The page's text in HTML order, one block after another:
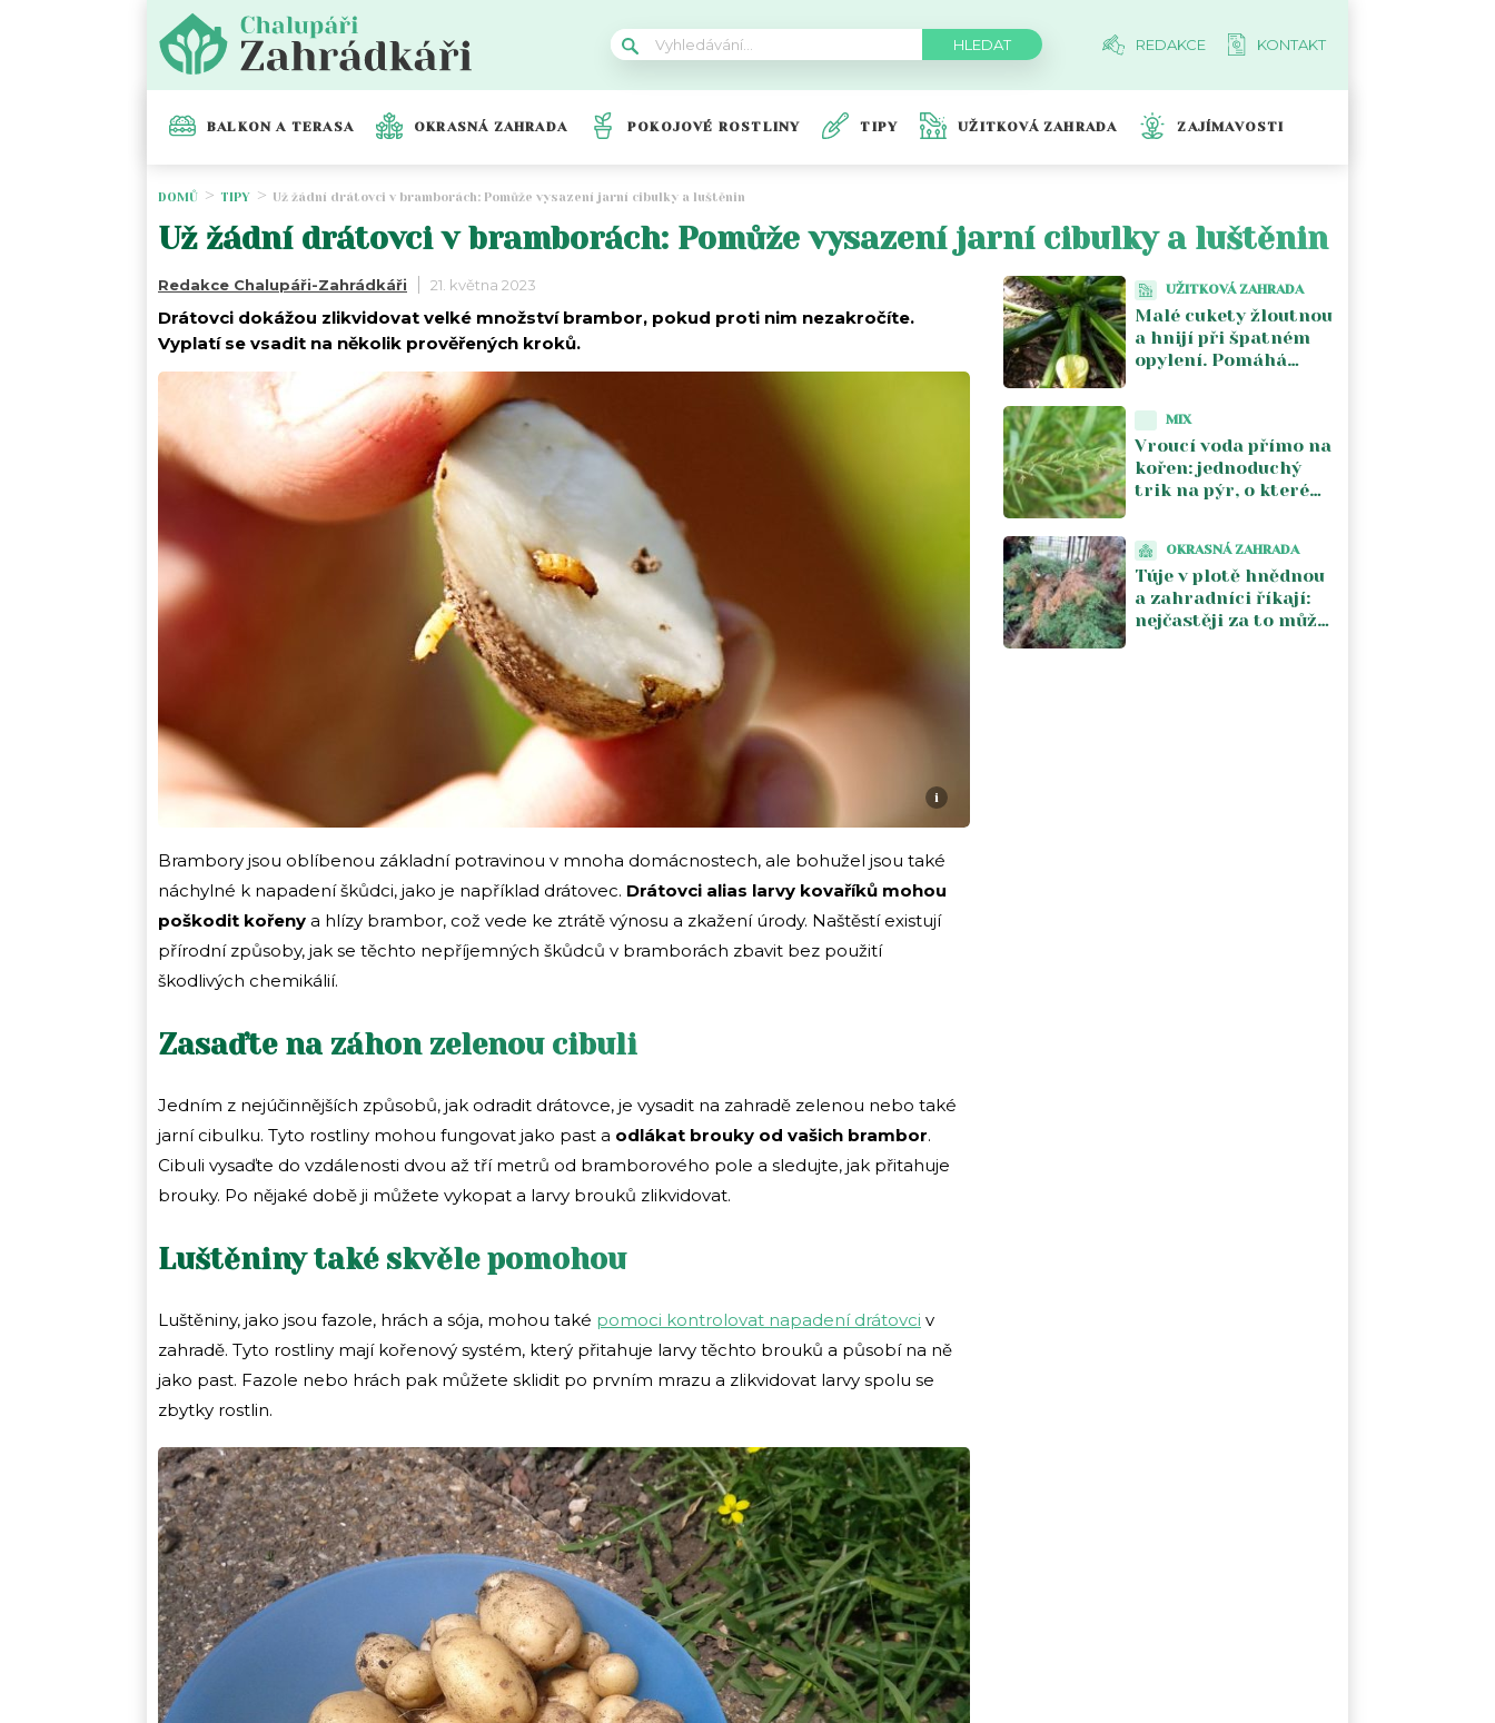
REDAKCE KONTAKT
BALKON A TERASA OKRASNÁ ZAHRADA POKOJOVÉ ROSTLINY TIPY UŽITKOVÁ ZAHRADA ZAJÍMAVOSTI
DOMŮ TIPY Už žádní drátovci v bramborách: Pomůže vysazení jarní cibulky a luštěnin
Už žádní drátovci v bramborách: Pomůže vysazení jarní cibulky a luštěnin
Redakce Chalupáři-Zahrádkáři 21. května 2023
Drátovci dokážou zlikvidovat velké množství brambor, pokud proti nim nezakročíte.
Vyplatí se vsadit na několik prověřených kroků.
i
Brambory jsou oblíbenou základní potravinou v mnoha domácnostech, ale bohužel jsou také
náchylné k napadení škůdci, jako je například drátovec. Drátovci alias larvy kovaříků mohou
poškodit kořeny a hlízy brambor, což vede ke ztrátě výnosu a zkažení úrody. Naštěstí existují
přírodní způsoby, jak se těchto nepříjemných škůdců v bramborách zbavit bez použití
škodlivých chemikálií.
Zasaďte na záhon zelenou cibuli
Jedním z nejúčinnějších způsobů, jak odradit drátovce, je vysadit na zahradě zelenou nebo také
jarní cibulku. Tyto rostliny mohou fungovat jako past a odlákat brouky od vašich brambor.
Cibuli vysaďte do vzdálenosti dvou až tří metrů od bramborového pole a sledujte, jak přitahuje
brouky. Po nějaké době ji můžete vykopat a larvy brouků zlikvidovat.
Luštěniny také skvěle pomohou
Luštěniny, jako jsou fazole, hrách a sója, mohou také pomoci kontrolovat napadení drátovci v
zahradě. Tyto rostliny mají kořenový systém, který přitahuje larvy těchto brouků a působí na ně
jako past. Fazole nebo hrách pak můžete sklidit po prvním mrazu a zlikvidovat larvy spolu se
zbytky rostlin.
UŽITKOVÁ ZAHRADA
Malé cukety žloutnou
a hnijí při špatném
opylení. Pomáhá
MIX
Vroucí voda přímo na
kořen: jednoduchý
trik na pýr, o kterém
týdneOKRASNÁ ZAHRADA
Túje v plotě hnědnou
a zahradníci říkají:
nejčastěji za to může